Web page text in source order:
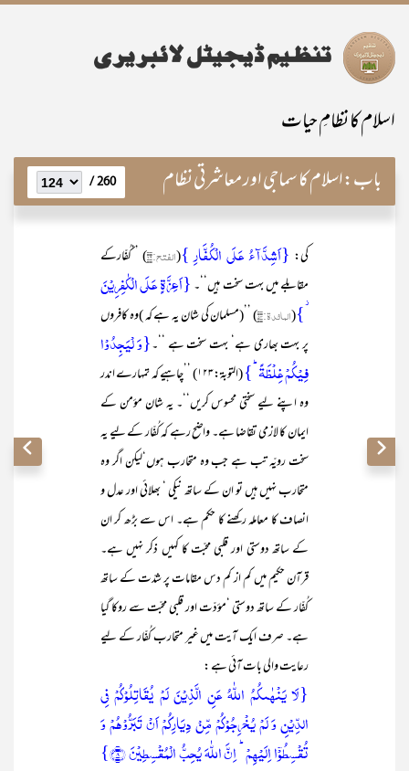
اسلام کا نظامِ حیات
باب:اسلام کا سماجی اور معاشرتی نظام 260 /
کی: {اَشِدَّآءُ عَلَی الۡکُفَّارِ }(الفتح:۲۹ ) ’’کُفّارکے
مقابلے میں بہت سخت ہیں‘‘۔{اَعِزَّۃٍ عَلَی الۡکٰفِرِیۡنَ
۫}(المائدۃ:۵۴ ) ’’(مسلمان کی شان یہ ہے کہ )وہ کافروں
پر بہت بھاری ہے‘ بہت سخت ہے ‘‘۔{وَ لۡیَجِدُوۡا
فِیۡکُمۡ غِلۡظَۃً ؕ}
(التوبۃ:۱۲۳) ’’چاہیے کہ تمہارے اندر
وہ اپنے لیے سختی محسوس کریں‘‘۔ یہ شان مؤمن کے
ایمان کا لازمی تقاضا ہے۔ واضح رہے کہ کُفّار کے لیے یہ
سخت رویّہ تب ہے جب وہ متحارب ہوں‘لیکن اگر وہ
متحارب نہیں ہیں تو ان کے ساتھ نیکی ‘ بھلائی اور عدل و
انصاف کا معاملہ رکھنے کا حکم ہے۔ اس سے بڑھ کر ان
کے ساتھ دوستی اور قلبی محبّت کا کہیں ذکر نہیں ہے۔
قرآن حکیم میں کم از کم دس مقامات پر شدّت کے ساتھ
کُفّار کے ساتھ دوستی ‘مؤدّت اور قلبی محبّت سے روکا گیا
ہے۔ صرف ایک آیت میں غیر متحارب کُفّار کے لیے
رعایت والی بات آئی ہے :
{لَا یَنۡہٰىکُمُ اللّٰہُ عَنِ الَّذِیۡنَ لَمۡ یُقَاتِلُوۡکُمۡ فِی
الدِّیۡنِ وَ لَمۡ یُخۡرِجُوۡکُمۡ مِّنۡ دِیَارِکُمۡ اَنۡ تَبَرُّوۡہُمۡ وَ
تُقۡسِطُوۡۤا اِلَیۡہِمۡ ؕ اِنَّ اللّٰہَ یُحِبُّ الۡمُقۡسِطِیۡنَ ﴿۸﴾}